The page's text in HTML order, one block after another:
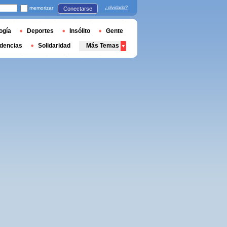
memorizar Conectarse ¿olvidado?
Deportes Insólito Gente
Solidaridad Más Temas